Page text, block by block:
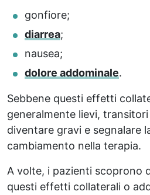
gonfiore;
diarrea;
nausea;
dolore addominale.
Sebbene questi effetti
generalmente lievi,
diventare gravi e segnalare
cambiamento nella terapia.
A volte, i pazienti scoprono
questi effetti collaterali o